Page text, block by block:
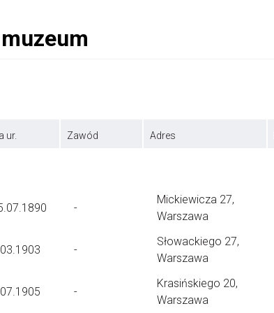
ur. Zawód Adres
-
Mickiewicza 27,
Warszawa
-
Słowackiego 27,
Warszawa
-
Krasińskiego 20,
Warszawa